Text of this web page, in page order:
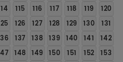
115 116 117 118 119
120
126 127 128 129 130
131
137 138 139 140 141
142
148 149 150 151 152
153